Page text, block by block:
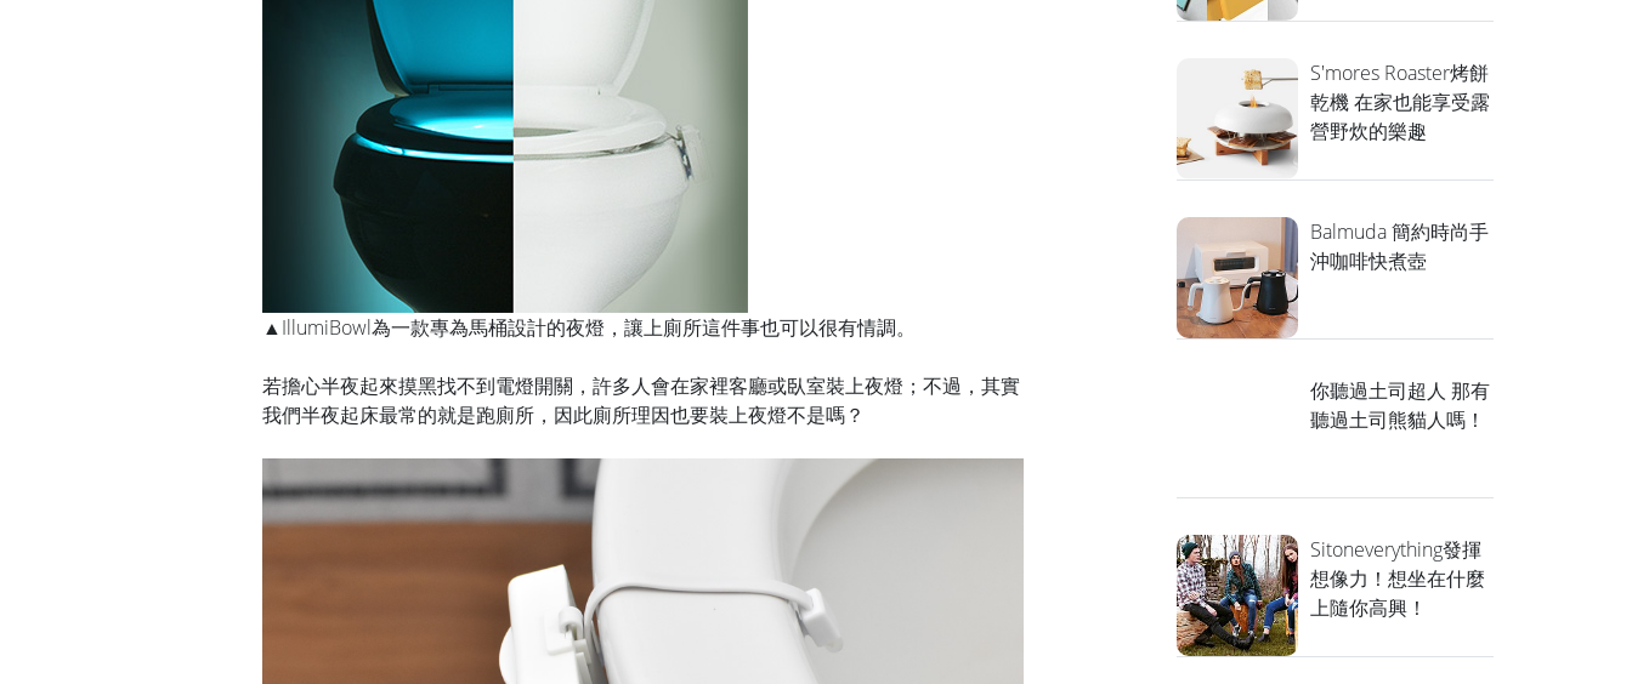
▲IllumiBowl為一款專為馬桶設計的夜燈，讓上廁所這件事也可以很有情調。
若擔心半夜起來摸黑找不到電燈開關，許多人會在家裡客廳或臥室裝上夜燈；不過，其實
我們半夜起床最常的就是跑廁所，因此廁所理因也要裝上夜燈不是嗎？
S'mores Roaster烤餅
乾機 在家也能享受露
營野炊的樂趣
Balmuda 簡約時尚手
沖咖啡快煮壺
你聽過土司超人 那有
聽過土司熊貓人嗎！
Sitoneverything發揮
想像力！想坐在什麼
上隨你高興！